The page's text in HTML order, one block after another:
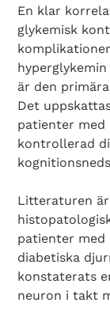
En klar
glykemisk
är den
Det
patienter med
kontrollerad
Litteraturen
patienter med
diabetiska
konstaterats
neuron i takt